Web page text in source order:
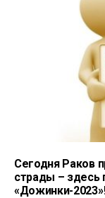
Сегодня Раков
страды – здесь
«Дожинки-